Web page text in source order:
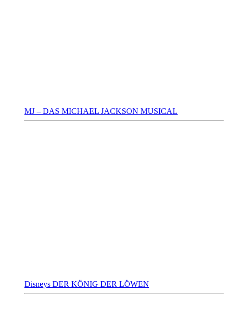
MJ – DAS MICHAEL JACKSON MUSICAL
Disneys DER KÖNIG DER LÖWEN